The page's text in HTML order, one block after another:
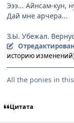
Эээ... Айнсам-кун,
Дай мне арчера...
З.Ы. Убежал.
историю
All the ponies in this
Цитата